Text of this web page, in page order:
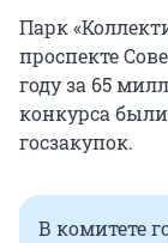
Парк
проспекте
году за 65
конкурса
госзакупок.
В комитете